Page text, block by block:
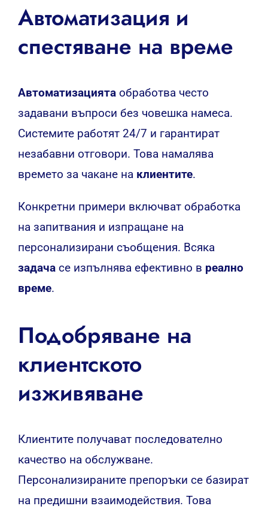
Автоматизация и
спестяване на време
Автоматизацията обработва често
задавани въпроси без човешка намеса.
Системите работят 24/7 и гарантират
незабавни отговори. Това намалява
времето за чакане на клиентите.
Конкретни примери включват обработка
на запитвания и изпращане на
персонализирани съобщения. Всяка
задача се изпълнява ефективно в реално
време.
Подобряване на
клиентското
изживяване
Клиентите получават последователно
качество на обслужване.
Персонализираните препоръки се базират
на предишни взаимодействия. Това